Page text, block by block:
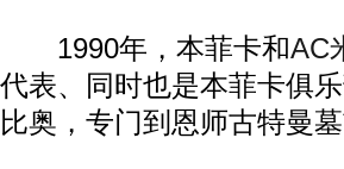
1990年，本菲卡和AC
代表、同时也是本菲卡俱
比奥，专门到恩师古特曼